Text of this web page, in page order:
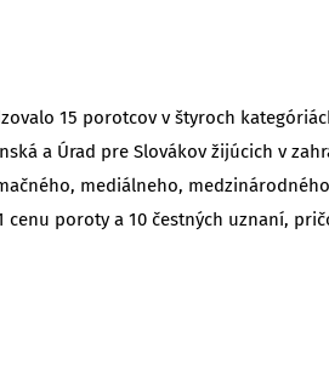
15 porotcov v štyroch
a Úrad pre Slovákov žijúcich v
mediálneho,
poroty a 10 čestných uznaní,